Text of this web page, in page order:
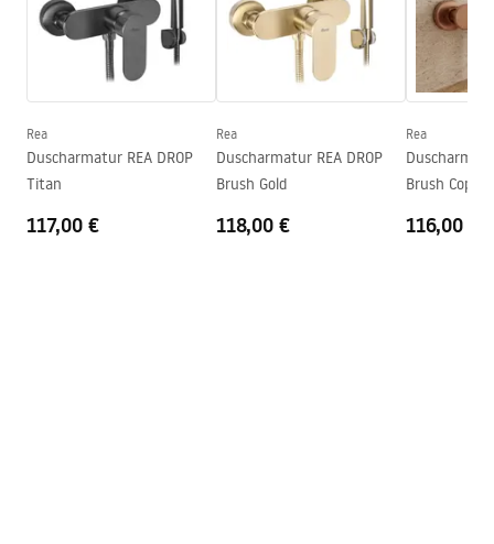
Beschichtungstechnologie
PVD
Anschuss Durchmesser
½ Zoll
Garantie
Pielęgnacja
Pielęgnacja.pdf
Garantiebedingungen
Rea
Duscharmatur REA DROP
Titan
117,00 €
Rea
Duscharmatur REA DROP
Brush Gold
118,00 €
Rea
Brush Copper
116,00 €